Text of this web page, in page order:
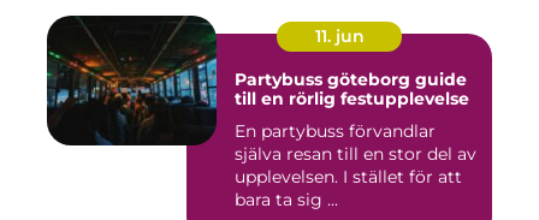
11. jun
Partybuss göteborg guide
till en rörlig festupplevelse
En partybuss förvandlar
själva resan till en stor del av
upplevelsen. I stället för att
bara ta sig ...